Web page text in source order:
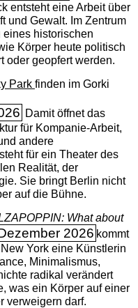
entsteht eine Arbeit über
und Gewalt. Im Zentrum
historischen
Körper heute politisch
oder geopfert werden.
Park finden im Gorki
Damit öffnet das
für Kompanie-Arbeit,
andere
für ein Theater des
Realität, der
Sie bringt Berlin nicht
auf die Bühne.
What about
2026 kommt
York eine Künstlerin
Minimalismus,
radikal verändert
was ein Körper auf einer
verweigern darf.